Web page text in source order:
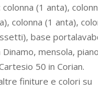
(1 anta),
colonna (1 anta),
base
mensola, piano
50 in Corian.
finiture e colori su